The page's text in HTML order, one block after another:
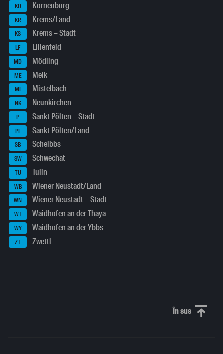
KO Korneuburg
KR Krems/Land
KS Krems – Stadt
LF Lilienfeld
MD Mödling
ME Melk
MI Mistelbach
NK Neunkirchen
P Sankt Pölten – Stadt
PL Sankt Pölten/Land
SB Scheibbs
SW Schwechat
TU Tulln
WB Wiener Neustadt/Land
WN Wiener Neustadt – Stadt
WT Waidhofen an der Thaya
WY Waidhofen an der Ybbs
ZT Zwettl
În susDerulați